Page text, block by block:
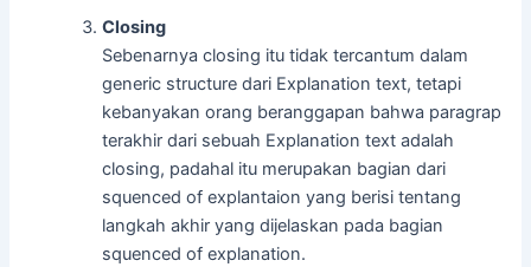
Closing
Sebenarnya closing itu tidak tercantum dalam
generic structure dari Explanation text, tetapi
kebanyakan orang beranggapan bahwa paragrap
terakhir dari sebuah Explanation text adalah
closing, padahal itu merupakan bagian dari
squenced of explantaion yang berisi tentang
langkah akhir yang dijelaskan pada bagian
squenced of explanation.